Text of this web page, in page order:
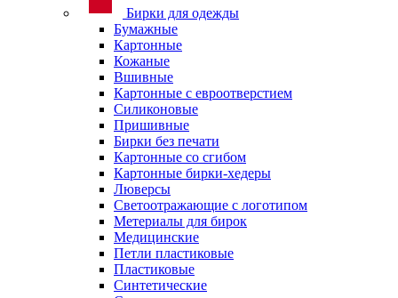
Бирки для одежды
Бумажные
Картонные
Кожаные
Вшивные
Картонные с евроотверстием
Силиконовые
Пришивные
Бирки без печати
Картонные со сгибом
Картонные бирки-хедеры
Люверсы
Светоотражающие с логотипом
Метериалы для бирок
Медицинские
Петли пластиковые
Пластиковые
Синтетические